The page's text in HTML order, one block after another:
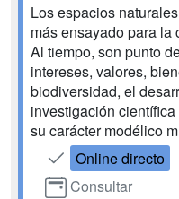
Los espacios
más ensayado para la
Al tiempo, son punto
intereses, valores,
biodiversidad, el
investigación
su carácter modélico
Online directo
Consultar